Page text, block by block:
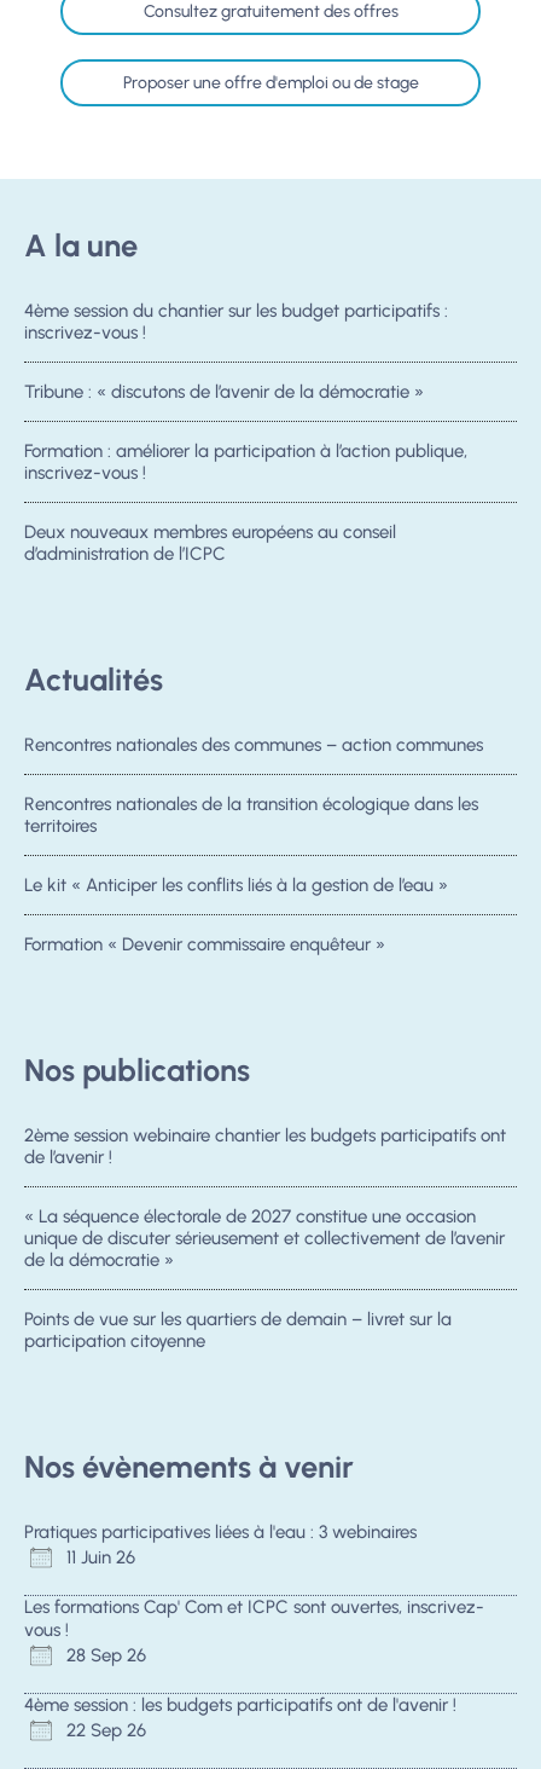
Consultez gratuitement des offres
Proposer une offre d'emploi ou de stage
A la une
4ème session du chantier sur les budget participatifs :
inscrivez-vous !
Tribune : « discutons de l’avenir de la démocratie »
Formation : améliorer la participation à l’action publique,
inscrivez-vous !
Deux nouveaux membres européens au conseil
d’administration de l’ICPC
Actualités
Rencontres nationales des communes – action communes
Rencontres nationales de la transition écologique dans les
territoires
Le kit « Anticiper les conflits liés à la gestion de l’eau »
Formation « Devenir commissaire enquêteur »
Nos publications
2ème session webinaire chantier les budgets participatifs ont
de l’avenir !
« La séquence électorale de 2027 constitue une occasion
unique de discuter sérieusement et collectivement de l’avenir
de la démocratie »
Points de vue sur les quartiers de demain – livret sur la
participation citoyenne
Nos évènements à venir
Pratiques participatives liées à l'eau : 3 webinaires
11 Juin 26
Les formations Cap' Com et ICPC sont ouvertes, inscrivez-
vous !
28 Sep 26
4ème session : les budgets participatifs ont de l'avenir !
22 Sep 26